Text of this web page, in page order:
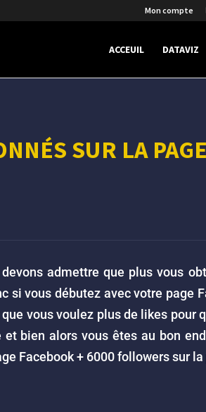
Mon compte
ACCEUIL DATAVIZ
SUR LA PAGE
admettre que plus vous
si vous débutez avec votre page
vous voulez plus de likes pour
et bien alors vous êtes au bon
Facebook + 6000 followers sur la